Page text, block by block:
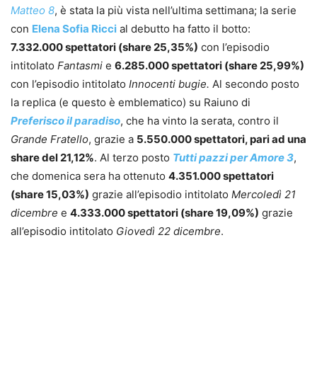
Matteo 8, è stata la più vista nell’ultima settimana; la serie
con Elena Sofia Ricci al debutto ha fatto il botto:
7.332.000 spettatori (share 25,35%) con l’episodio
intitolato Fantasmi e 6.285.000 spettatori (share 25,99%)
con l’episodio intitolato Innocenti bugie. Al secondo posto
la replica (e questo è emblematico) su Raiuno di
Preferisco il paradiso, che ha vinto la serata, contro il
Grande Fratello, grazie a 5.550.000 spettatori, pari ad una
share del 21,12%. Al terzo posto Tutti pazzi per Amore 3,
che domenica sera ha ottenuto 4.351.000 spettatori
(share 15,03%) grazie all’episodio intitolato Mercoledì 21
dicembre e 4.333.000 spettatori (share 19,09%) grazie
all’episodio intitolato Giovedì 22 dicembre.